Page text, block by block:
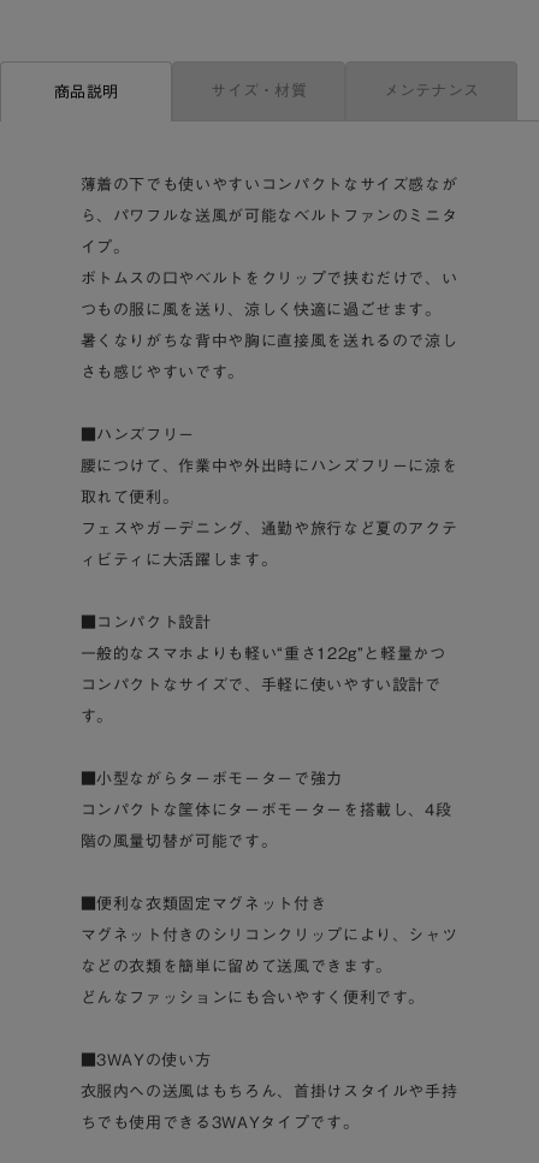
商品説明 サイズ・材質 メンテナンス
薄着の下でも使いやすいコンパクトなサイズ感なが
ら、パワフルな送風が可能なベルトファンのミニタ
イプ。
ボトムスの口やベルトをクリップで挟むだけで、い
つもの服に風を送り、涼しく快適に過ごせます。
暑くなりがちな背中や胸に直接風を送れるので涼し
さも感じやすいです。
■ハンズフリー
腰につけて、作業中や外出時にハンズフリーに涼を
取れて便利。
フェスやガーデニング、通勤や旅行など夏のアクテ
ィビティに大活躍します。
■コンパクト設計
一般的なスマホよりも軽い“重さ122g”と軽量かつ
コンパクトなサイズで、手軽に使いやすい設計で
す。
■小型ながらターボモーターで強力
コンパクトな筐体にターボモーターを搭載し、4段
階の風量切替が可能です。
■便利な衣類固定マグネット付き
マグネット付きのシリコンクリップにより、シャツ
などの衣類を簡単に留めて送風できます。
どんなファッションにも合いやすく便利です。
■3WAYの使い方
衣服内への送風はもちろん、首掛けスタイルや手持
ちでも使用できる3WAYタイプです。